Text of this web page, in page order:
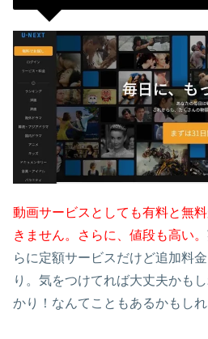
動画サービスとしても有料と無
きません。さらに、値段も高い。
らに定額サービスだけど追加料
り。気をつけてれば大丈夫かも
かり！なんてこともあるかもしれ